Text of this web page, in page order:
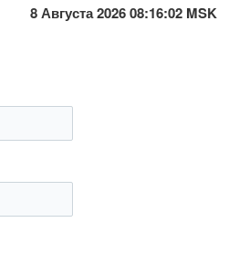
8 Августа 2026 08:16:03 MSK